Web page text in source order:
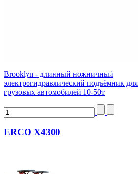
Brooklyn - длинный ножничный
электрогидравлический подъёмник для
грузовых автомобилей 10-50т
ERCO X4300